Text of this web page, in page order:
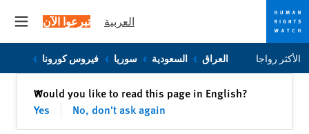
Skip
to
Skip
to
العربية تبرعوا الآن
الأكثر رواجا العراق السعودية سوريا فيروس كورونا
Would you like to read this page in English?
Yes
No, don't ask again
✕إغلاق